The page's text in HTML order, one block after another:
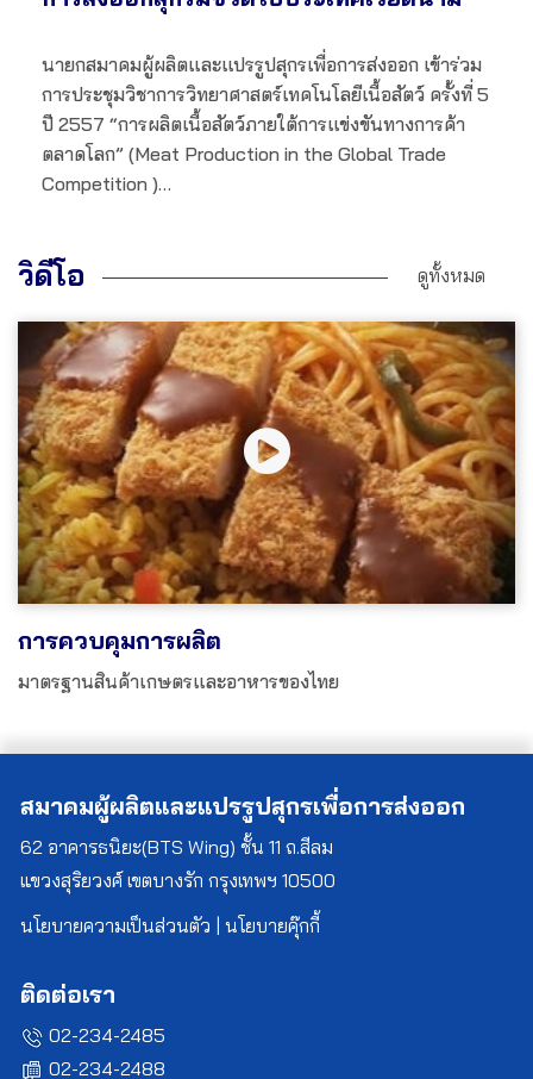
นายกสมาคมผู้ผลิตและแปรรูปสุกรเพื่อการส่งออก เข้าร่วม
การประชุมวิชาการวิทยาศาสตร์เทคโนโลยีเนื้อสัตว์ ครั้งที่ 5
ปี 2557 “การผลิตเนื้อสัตว์ภายใต้การแข่งขันทางการค้า
ตลาดโลก” (Meat Production in the Global Trade
Competition )…
วิดีโอ ดูทั้งหมด
การควบคุมการผลิต
มาตรฐานสินค้าเกษตรและอาหารของไทย
สมาคมผู้ผลิตและแปรรูปสุกรเพื่อการส่งออก
62 อาคารธนิยะ(BTS Wing) ชั้น 11 ถ.สีลม
แขวงสุริยวงศ์ เขตบางรัก กรุงเทพฯ 10500
นโยบายความเป็นส่วนตัว
นโยบายคุ๊กกี้
ติดต่อเรา
02-234-2485
02-234-2488